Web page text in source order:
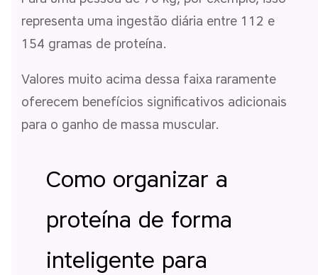
representa uma ingestão diária entre 112 e
154 gramas de proteína.
Valores muito acima dessa faixa raramente
oferecem benefícios significativos adicionais
para o ganho de massa muscular.
Como organizar a
proteína de forma
inteligente para